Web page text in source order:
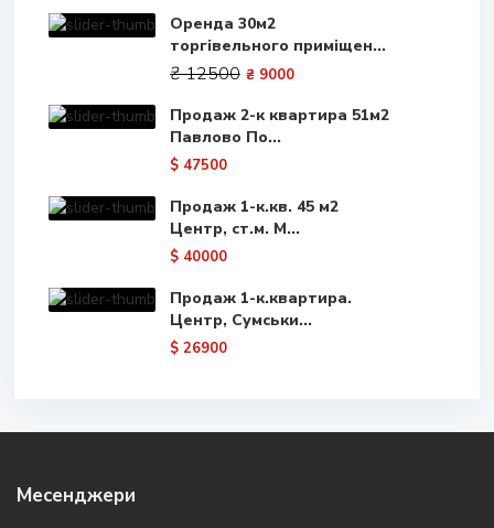
Оренда 30м2
торгівельного приміщен...
₴ 12500 ₴ 9000
Продаж 2-к квартира 51м2
Павлово По...
$ 47500
Продаж 1-к.кв. 45 м2
Центр, ст.м. М...
$ 40000
Продаж 1-к.квартира.
Центр, Сумськи...
$ 26900
Месенджери